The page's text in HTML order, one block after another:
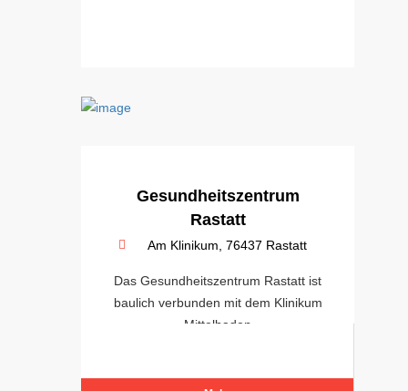
Gesundheitszentrum
Rastatt
Am Klinikum, 76437 Rastatt
Das Gesundheitszentrum Rastatt ist
baulich verbunden mit dem Klinikum
Mittelbaden